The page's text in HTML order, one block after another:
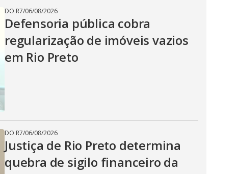
DO R7/06/08/2026
Defensoria pública cobra
regularização de imóveis vazios
em Rio Preto
DO R7/06/08/2026
Justiça de Rio Preto determina
quebra de sigilo financeiro da